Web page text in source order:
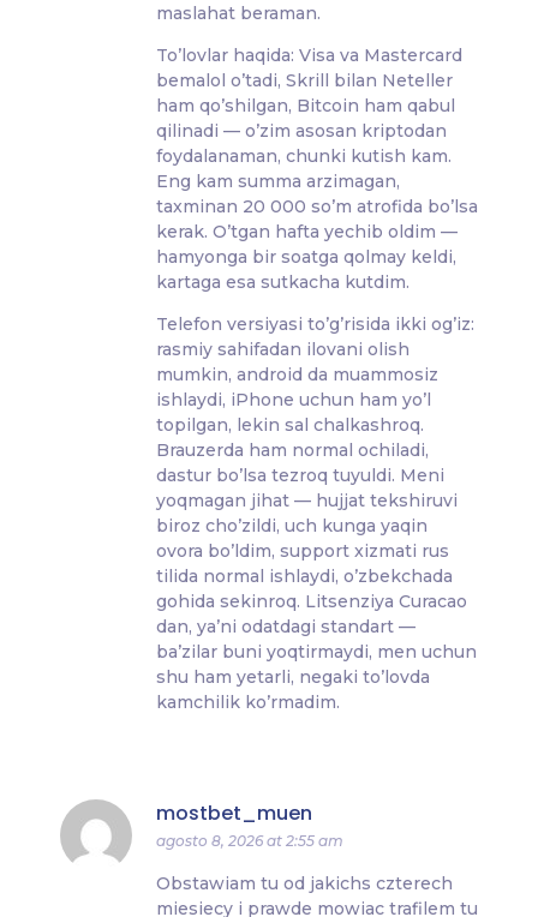
maslahat beraman.
To’lovlar haqida: Visa va Mastercard
bemalol o’tadi, Skrill bilan Neteller
ham qo’shilgan, Bitcoin ham qabul
qilinadi — o’zim asosan kriptodan
foydalanaman, chunki kutish kam.
Eng kam summa arzimagan,
taxminan 20 000 so’m atrofida bo’lsa
kerak. O’tgan hafta yechib oldim —
hamyonga bir soatga qolmay keldi,
kartaga esa sutkacha kutdim.
Telefon versiyasi to’g’risida ikki og’iz:
rasmiy sahifadan ilovani olish
mumkin, android da muammosiz
ishlaydi, iPhone uchun ham yo’l
topilgan, lekin sal chalkashroq.
Brauzerda ham normal ochiladi,
dastur bo’lsa tezroq tuyuldi. Meni
yoqmagan jihat — hujjat tekshiruvi
biroz cho’zildi, uch kunga yaqin
ovora bo’ldim, support xizmati rus
tilida normal ishlaydi, o’zbekchada
gohida sekinroq. Litsenziya Curacao
dan, ya’ni odatdagi standart —
ba’zilar buni yoqtirmaydi, men uchun
shu ham yetarli, negaki to’lovda
kamchilik ko’rmadim.
mostbet_muen
agosto 8, 2026 at 2:55 am
Obstawiam tu od jakichs czterech
miesiecy i prawde mowiac trafilem tu